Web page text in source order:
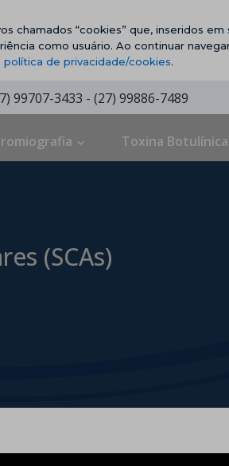
chamados “cookies” que, inseridos
como usuário. Ao continuar
política de privacidade/cookies.
99707-3433 - (27) 99886-7489
Toxina Botulínica
(SCAs)